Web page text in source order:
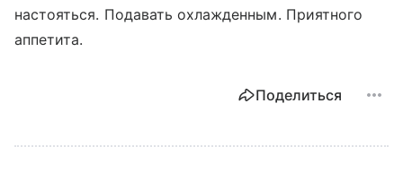
настояться. Подавать охлажденным. Приятного
аппетита.
Поделиться